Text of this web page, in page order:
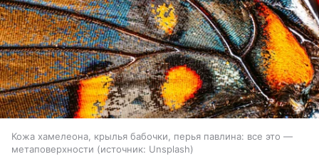
Кожа хамелеона, крылья бабочки, перья павлина: все это —
метаповерхности
источник: Unsplash